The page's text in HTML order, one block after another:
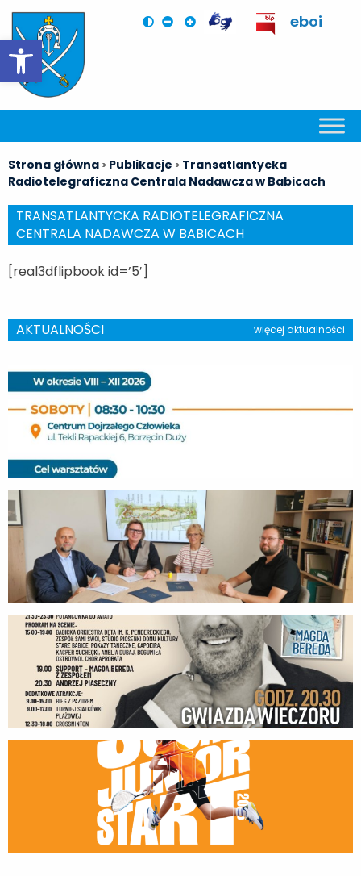
Otwórz pasek narzędzi
eboi
Strona główna > Publikacje > Transatlantycka
Radiotelegraficzna Centrala Nadawcza w Babicach
TRANSATLANTYCKA RADIOTELEGRAFICZNA
CENTRALA NADAWCZA W BABICACH
[real3dflipbook id=’5′]
AKTUALNOŚCI więcej aktualności